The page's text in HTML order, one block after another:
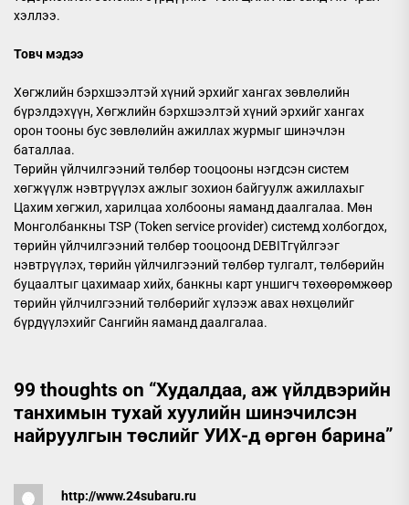
хэллээ.
Товч мэдээ
Хөгжлийн бэрхшээлтэй хүний эрхийг хангах зөвлөлийн
бүрэлдэхүүн, Хөгжлийн бэрхшээлтэй хүний эрхийг хангах
орон тооны бус зөвлөлийн ажиллах журмыг шинэчлэн
баталлаа.
Төрийн үйлчилгээний төлбөр тооцооны нэгдсэн систем
хөгжүүлж нэвтрүүлэх ажлыг зохион байгуулж ажиллахыг
Цахим хөгжил, харилцаа холбооны яаманд даалгалаа. Мөн
Монголбанкны TSP (Token service provider) системд холбогдох,
төрийн үйлчилгээний төлбөр тооцоонд DEBITгүйлгээг
нэвтрүүлэх, төрийн үйлчилгээний төлбөр тулгалт, төлбөрийн
буцаалтыг цахимаар хийх, банкны карт уншигч төхөөрөмжөөр
төрийн үйлчилгээний төлбөрийг хүлээж авах нөхцөлийг
бүрдүүлэхийг Сангийн яаманд даалгалаа.
99 thoughts on “Худалдаа, аж үйлдвэрийн
танхимын тухай хуулийн шинэчилсэн
найруулгын төслийг УИХ-д өргөн барина”
http://www.24subaru.ru